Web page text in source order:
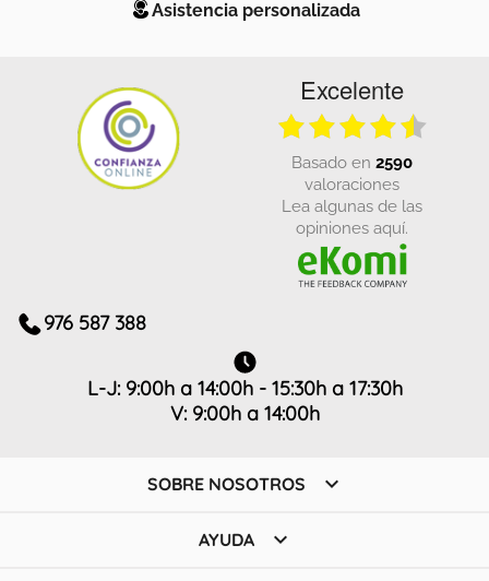
Asistencia personalizada
Excelente
basado en 2590
valoraciones
Lea algunas de las
opiniones aquí.
976 587 388
L-J: 9:00h a 14:00h - 15:30h a 17:30h
V: 9:00h a 14:00h
SOBRE NOSOTROS 
AYUDA 